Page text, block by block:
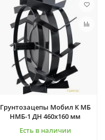
Грунтозацепы Мобил К МБ
НМБ-1 ДН 460x160 мм
Есть в наличии